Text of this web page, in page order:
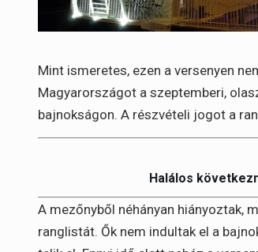
Mint ismeretes, ezen a versenyen
Magyarországot a szeptemberi,
bajnokságon. A részvételi jogot a
Halálos
A mezőnyből néhányan hiányoztak,
ranglistát. Ők nem indultak el a